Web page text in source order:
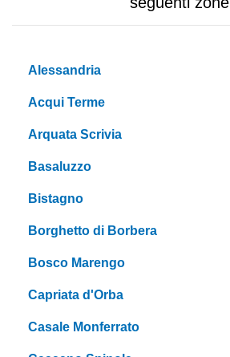
Alessandria
Acqui Terme
Arquata Scrivia
Basaluzzo
Bistagno
Borghetto di Borbera
Bosco Marengo
Capriata d'Orba
Casale Monferrato